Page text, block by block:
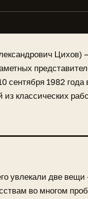
Цихов)
сентября 1982 года
классических
увлекали две
во многом